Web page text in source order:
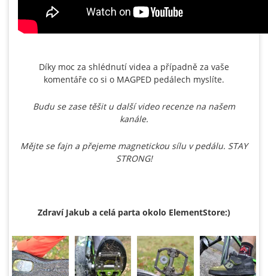
Díky moc za shlédnutí videa a případně za vaše
komentáře co si o MAGPED pedálech myslíte.
Budu se zase těšit u další video recenze na našem
kanále.
Mějte se fajn a přejeme magnetickou sílu v pedálu. STAY
STRONG!
Zdraví Jakub a celá parta okolo ElementStore:)